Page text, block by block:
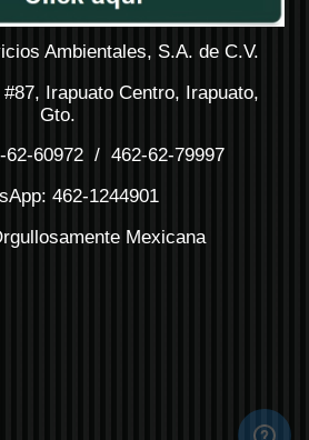
Ambientales, S.A. de C.V.
Irapuato Centro, Irapuato,
Gto.
62-60972 / 462-62-79997
462-1244901
Mexicana